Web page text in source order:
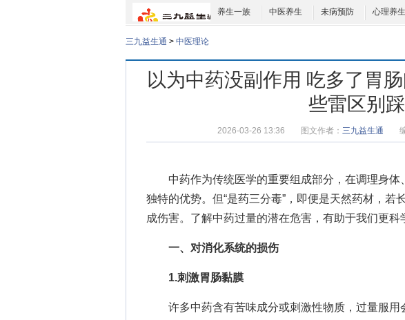
养生一族 中医养生 未病预防 心理养生
三九益生通 > 中医理论
以为中药没副作用 吃多了胃
些雷区别踩
2026-03-26 13:36 图文作者： 三九益生通
中药作为传统医学的重要组成部分，在调理身
独特的优势。但“是药三分毒”，即便是天然药材，若
成伤害。了解中药过量的潜在危害，有助于我们更科
一、对消化系统的损伤
1.刺激胃肠黏膜
许多中药含有苦味成分或刺激性物质，过量服用